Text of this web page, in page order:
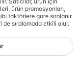
ürün promosyonları,
faktörlere göre sıralanır.
sıralamada etkili olur.